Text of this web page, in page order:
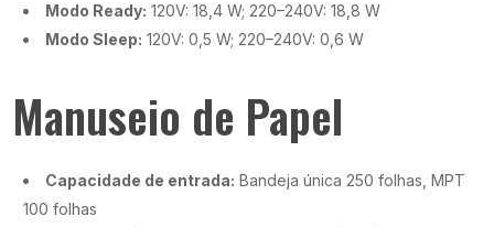
Modo Ready: 120V: 18,4 W; 220–240V: 18,8 W
Modo Sleep: 120V: 0,5 W; 220–240V: 0,6 W
Manuseio de Papel
Capacidade de entrada: Bandeja única 250 folhas, MPT
100 folhas